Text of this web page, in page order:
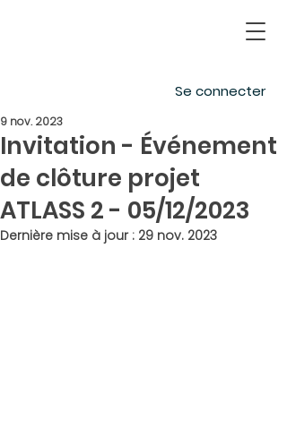
Se connecter
Invitation - Événement
de clôture projet
ATLASS 2 - 05/12/2023
9 nov. 2023
Dernière mise à jour : 29 nov. 2023